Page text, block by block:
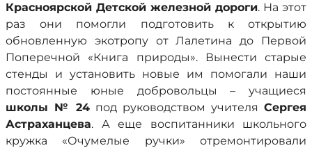
Красноярской Детской железной дороги. На этот
раз они помогли подготовить к открытию
обновленную экотропу от Лалетина до Первой
Поперечной «Книга природы». Вынести старые
стенды и установить новые им помогали наши
постоянные юные добровольцы – учащиеся
школы №
24 под руководством учителя Сергея
Астраханцева. А еще воспитанники школьного
кружка «Очумелые ручки» отремонтировали